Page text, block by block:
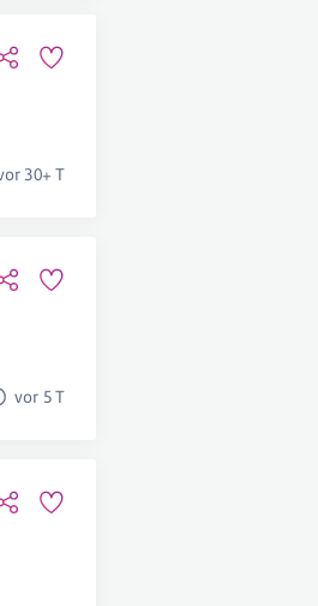
30+ T
vor 5 T